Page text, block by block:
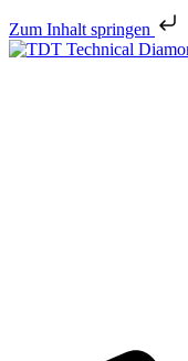
Zum Inhalt springen